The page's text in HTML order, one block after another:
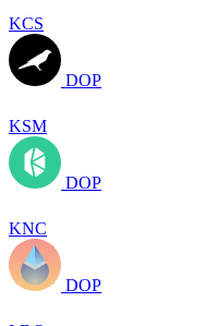
KCS
DOP
KSM
DOP
KNC
DOP